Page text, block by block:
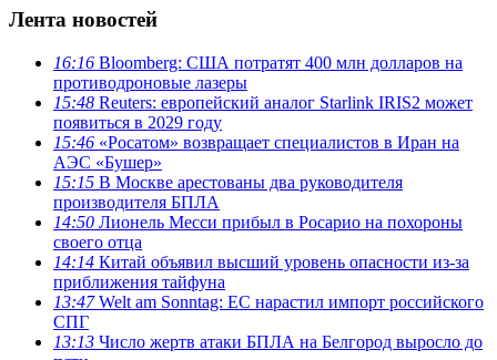
Лента новостей
16:16 Bloomberg: США потратят 400 млн долларов на
противодроновые лазеры
15:48 Reuters: европейский аналог Starlink IRIS2 может
появиться в 2029 году
15:46 «Росатом» возвращает специалистов в Иран на
АЭС «Бушер»
15:15 В Москве арестованы два руководителя
производителя БПЛА
14:50 Лионель Месси прибыл в Росарио на похороны
своего отца
14:14 Китай объявил высший уровень опасности из-за
приближения тайфуна
13:47Welt am Sonntag: ЕС нарастил импорт российского
СПГ
13:13 Число жертв атаки БПЛА на Белгород выросло до